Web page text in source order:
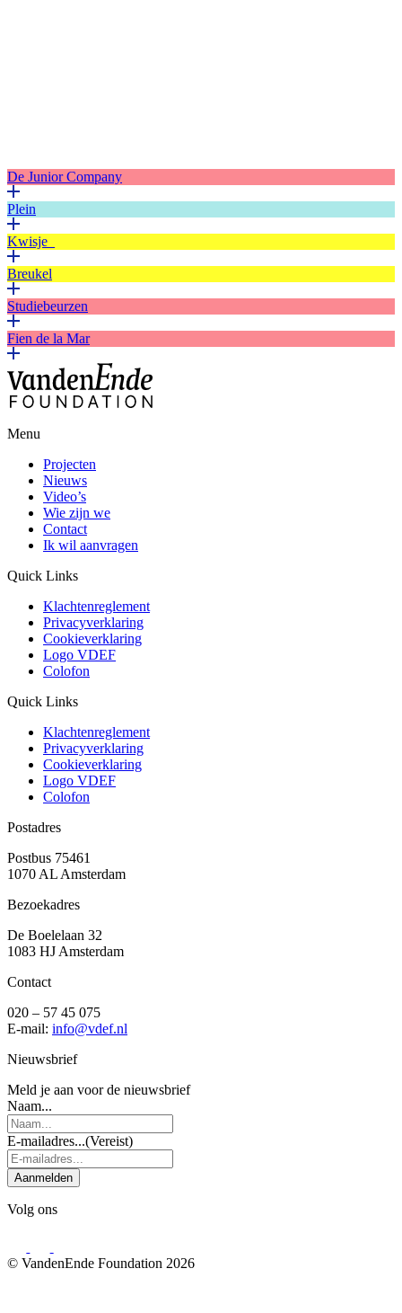
De Junior Company
Plein
Kwisje
Breukel
Studiebeurzen
Fien de la Mar
Menu
Projecten
Nieuws
Video’s
Wie zijn we
Contact
Ik wil aanvragen
Quick Links
Klachtenreglement
Privacyverklaring
Cookieverklaring
Logo VDEF
Colofon
Quick Links
Klachtenreglement
Privacyverklaring
Cookieverklaring
Logo VDEF
Colofon
Postadres
Postbus 75461
1070 AL Amsterdam
Bezoekadres
De Boelelaan 32
1083 HJ Amsterdam
Contact
020 – 57 45 075
E-mail: info@vdef.nl
Nieuwsbrief
Meld je aan voor de nieuwsbrief
Naam...
E-mailadres...(Vereist)
Aanmelden
Volg ons
© VandenEnde Foundation 2026